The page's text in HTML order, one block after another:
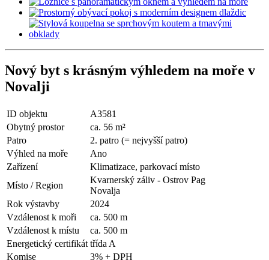
Nový byt s krásným výhledem na moře v
Novalji
ID objektu
A3581
Obytný prostor
ca. 56 m²
Patro
2. patro (= nejvyšší patro)
Výhled na moře
Ano
Zařízení
Klimatizace, parkovací místo
Místo / Region
Kvarnerský záliv - Ostrov Pag
Novalja
Rok výstavby
2024
Vzdálenost k moři
ca. 500 m
Vzdálenost k místu
ca. 500 m
Energetický certifikát třída A
Komise
3% + DPH